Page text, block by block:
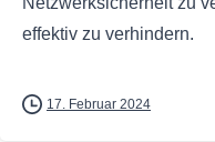
effektiv zu verhindern.
17. Februar 2024